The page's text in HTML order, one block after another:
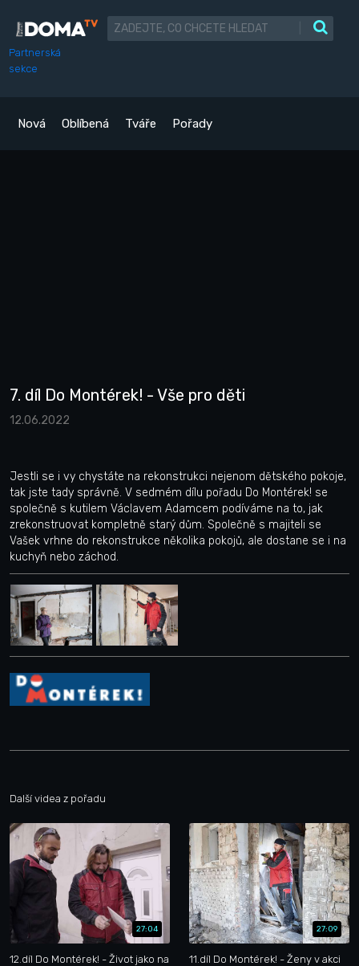
Partnerská
sekce
Nová Oblíbená Tváře Pořady
7. díl Do Montérek! - Vše pro děti
12.06.2022
Jestli se i vy chystáte na rekonstrukci nejenom dětského pokoje,
tak jste tady správně. V sedmém dílu pořadu Do Montérek! se
společně s kutilem Václavem Adamcem podíváme na to, jak
zrekonstruovat kompletně starý dům. Společně s majiteli se
Vašek vrhne do rekonstrukce několika pokojů, ale dostane se i na
kuchyň nebo záchod.
Další videa z pořadu
27:04
12.díl Do Montérek! - Život jako na
27:09
11.díl Do Montérek! - Ženy v akci